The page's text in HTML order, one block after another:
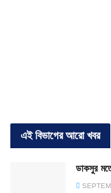
এই বিভাগের আরো খবর
ডাকসুর